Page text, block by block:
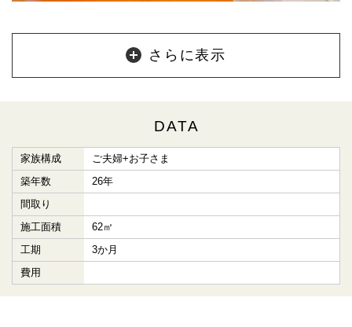
さらに表示
DATA
家族構成
ご夫婦+お子さま
築年数
26年
間取り
施工面積
62㎡
工期
3か月
費用